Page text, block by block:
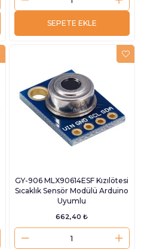
SEPETE EKLE
GY-906 MLX90614ESF Kızılötesi
Sıcaklık Sensör Modülü Arduino
Uyumlu
662,40 ₺